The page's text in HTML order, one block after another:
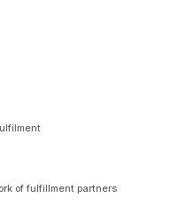
of fulfillment partners